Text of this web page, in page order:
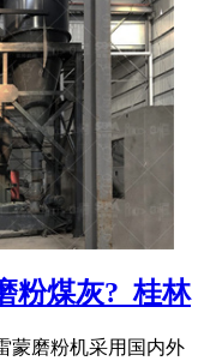
粉煤灰?_桂林
蒙磨粉机采用国内外